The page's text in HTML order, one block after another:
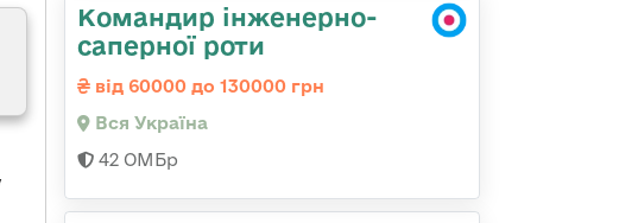
Командир інженерно-
саперної роти
від 60000 до 130000 грн
Вся Україна
42 ОМБр